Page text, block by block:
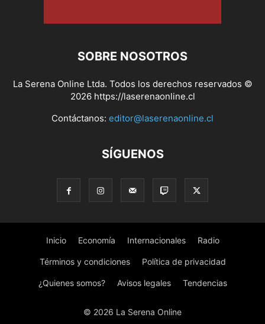
SOBRE NOSOTROS
La Serena Online Ltda. Todos los derechos reservados ©
2026 https://laserenaonline.cl
Contáctanos: editor@laserenaonline.cl
SÍGUENOS
Inicio Economía Internacionales Radio
Términos y condiciones Política de privacidad
¿Quienes somos? Avisos legales Tendencias
© 2026 La Serena Online